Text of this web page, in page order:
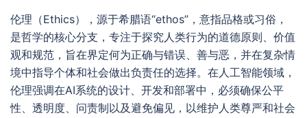
伦理（Ethics），源于希腊语“ethos”，意指品格或习俗，
是哲学的核心分支，专注于探究人类行为的道德原则、价值
观和规范，旨在界定何为正确与错误、善与恶，并在复杂情
境中指导个体和社会做出负责任的选择。在人工智能领域，
伦理强调在AI系统的设计、开发和部署中，必须确保公平
性、透明度、问责制以及避免偏见，以维护人类尊严和社会